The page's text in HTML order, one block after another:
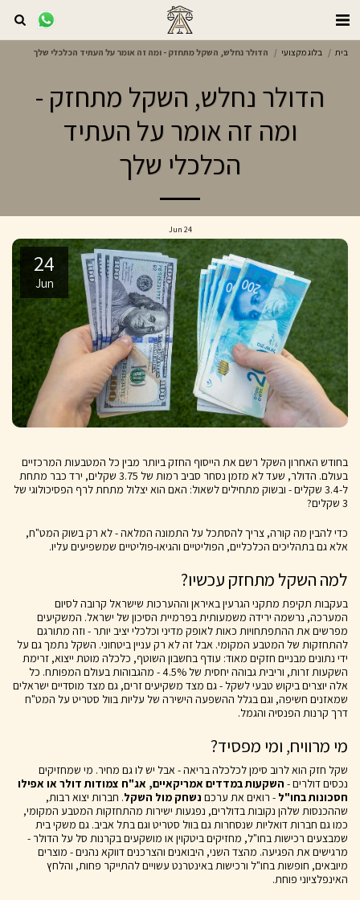
בית בלוג מקצועי הדולר נחלש, השקל מתחזק - ומה זה אומר על העתיד הכלכלי שלך
הדולר נחלש, השקל מתחזק -
ומה זה אומר על העתיד
הכלכלי שלך
24
Jun
24
Jun
בחודש האחרון השקל רשם את הייסוף החזק ביותר מבין כל המטבעות המרכזיים
בעולם. הדולר, שעד לא מזמן נסחר סביב רמות של 3.75 שקלים, ירד כבר מתחת
ל-3.4 שקלים - ובשוק מתחילים לשאול: האם הוא יצלול מתחת לרף הפסיכולוגי של
3 שקלים?
כדי להבין מה קורה, צריך להסתכל על התמונה המלאה - לא רק בשוק המט"ח,
אלא גם בתהליכים הכלכליים, הפוליטיים והגיאו-פוליטיים שמשפיעים עליו.
למה השקל מתחזק עכשיו?
בעקבות תקיפת מתקני הגרעין באיראן וההערכות שישראל קרובה לסיום
המערכה, נרשמה ירידה משמעותית בפרמיית הסיכון של ישראל. המשקיעים
מפרשים את ההתפתחויות כאות לאופק מדיני וכלכלי יציב יותר - וזה מתורגם
להתחזקות של המטבע המקומי. אבל זה לא רק עניין ביטחוני. השקל נתמך גם על
ידי נתונים מבניים חזקים מאוד: עודף בחשבון השוטף, כלכלה מוטת ייצוא, זרימת
השקעות זרות, וריבית גבוהה יחסית של 4.5% - מהגבוהות בעולם המפותח. כל
אלה יוצרים ביקוש טבעי לשקל - גם מצד משקיעים זרים, גם מצד מוסדיים ישראלים
שמאזנים חשיפה, וגם בגלל ההשפעה הישירה של עליות בוול סטריט על המט"ח
דרך קרנות הפנסיה והגמל.
מי מרוויח, ומי מפסיד?
שקל חזק הוא לרוב סימן לכלכלה בריאה - אבל יש לו גם מחיר. מי שמחזיקים
נכסים דולרים - השקעות במדדים אמריקאיים, אג"ח צמודות דולר או אפילו
חסכונות בחו"ל - רואים את ערכם נשחק מול השקל. חברות יצוא רבות,
שההכנסות שלהן נקובות בדולרים, נפגעות ישירות מהתחזקות המטבע המקומי,
כמו גם חברות דואליות שנסחרות גם בוול סטריט וגם בתל אביב. גם משקי בית
שמבצעים רכישות בחו"ל, מחזיקים ביטקוין או מושקעים בקרנות סל על הדולר -
מרגישים את הפגיעה. מהצד השני, היבואנים והצרכנים דווקא נהנים - מוצרים
מיובאים, חופשות בחו"ל ורכישות באינטרנט עשויים להתייקר פחות, והלחץ
האינפלציוני פוחת.